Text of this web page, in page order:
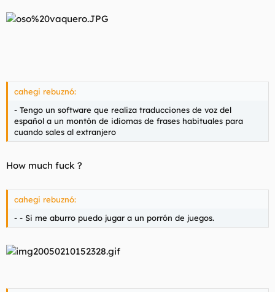
cahegi rebuznó:
- Tengo un software que realiza traducciones de voz del
español a un montón de idiomas de frases habituales para
cuando sales al extranjero
How much fuck ?
cahegi rebuznó:
- - Si me aburro puedo jugar a un porrón de juegos.